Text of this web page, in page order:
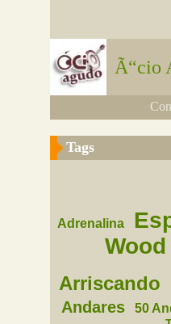
Ã“cio
Tags
Adrenalina
Wood
Arriscando
Andares 50